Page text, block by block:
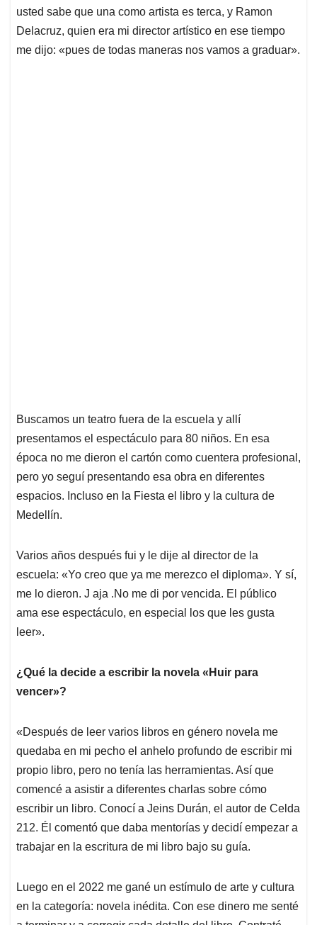
usted sabe que una como artista es terca, y Ramon
Delacruz, quien era mi director artístico en ese tiempo
me dijo: «pues de todas maneras nos vamos a graduar».
Buscamos un teatro fuera de la escuela y allí
presentamos el espectáculo para 80 niños. En esa
época no me dieron el cartón como cuentera profesional,
pero yo seguí presentando esa obra en diferentes
espacios. Incluso en la Fiesta el libro y la cultura de
Medellín.
Varios años después fui y le dije al director de la
escuela: «Yo creo que ya me merezco el diploma». Y sí,
me lo dieron. J aja .No me di por vencida. El público
ama ese espectáculo, en especial los que les gusta
leer».
¿Qué la decide a escribir la novela «Huir para
vencer»?
«Después de leer varios libros en género novela me
quedaba en mi pecho el anhelo profundo de escribir mi
propio libro, pero no tenía las herramientas. Así que
comencé a asistir a diferentes charlas sobre cómo
escribir un libro. Conocí a Jeins Durán, el autor de Celda
212. Él comentó que daba mentorías y decidí empezar a
trabajar en la escritura de mi libro bajo su guía.
Luego en el 2022 me gané un estímulo de arte y cultura
en la categoría: novela inédita. Con ese dinero me senté